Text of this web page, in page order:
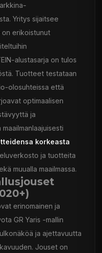
Yritys sijaitsee
on erikoistunut
alustasarja on tulos
Tuotteet testataan
olosuhteissa että
optimaalisen
ja
korkeasta
ja tuotteita
muualla maailmassa.
erinomainen ja
GR Yaris -mallin
ja ajettavuutta
Jouset on